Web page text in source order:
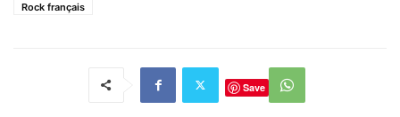
Rock français
Save